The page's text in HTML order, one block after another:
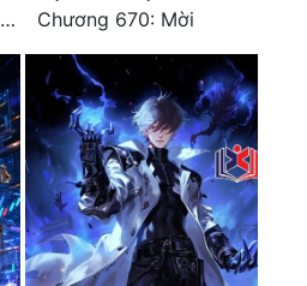
Chương 2340: Số Lượng Bất Túc!
Chương 670: Mời